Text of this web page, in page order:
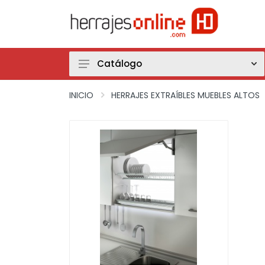
Herrajes Extraíbles Muebles Bajos
Herrajes Extraíbles Muebles Altos
Herrajes Extraíbles Muebles Columna
Cajones-Caceroleros
Cuberteros-Plateros-Accesorios cajones
Fregaderos y Accesorios Fregaderos
Grifos
Gestión de Residuos
Catálogo
INICIO HERRAJES EXTRAÍBLES MUEBLES ALTOS